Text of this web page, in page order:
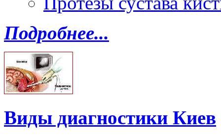
Подробнее...
Виды диагностики Киев